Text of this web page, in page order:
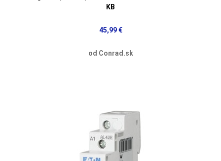
KB
45,99 €
od Conrad.sk